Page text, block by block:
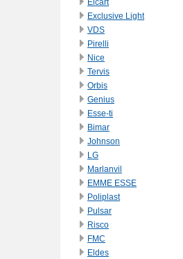
Elcart
Exclusive Light
VDS
Pirelli
Nice
Tervis
Orbis
Genius
Esse-ti
Bimar
Johnson
LG
Marlanvil
EMME ESSE
Poliplast
Pulsar
Risco
FMC
Eldes